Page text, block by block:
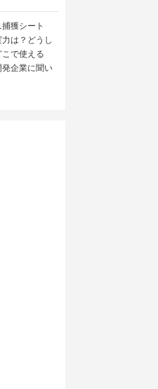
捕獲シート
力は？どうし
で使える
企業に聞い